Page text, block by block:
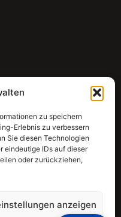
zu speichern
Erlebnis zu verbessern
Sie diesen Technologien
eindeutige IDs auf dieser
oder zurückziehen,
anzeigen